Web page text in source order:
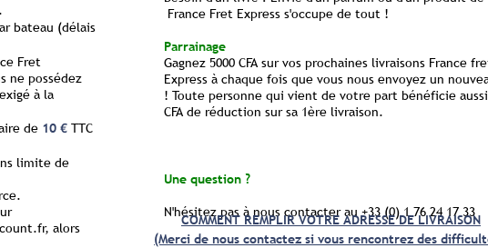
France Fret Express s'occupe de tout !
Parrainage
Gagnez 5000 CFA sur vos prochaines livraisons France
Express à chaque fois que vous nous envoyez un
! Toute personne qui vient de votre part bénéficie aussi
CFA de réduction sur sa 1ère livraison.
Une question ?
N'hésitez pas à nous contacterau +33 (0) 1 76 24 17 33
bateau (délais
Fret
ne possédez
à la
de 10 € TTC
limite de
alors
COMMENT REMPLIR VOTRE ADRESSE DE LIVRAISON
(Merci de nous contactez si vous rencontrez des